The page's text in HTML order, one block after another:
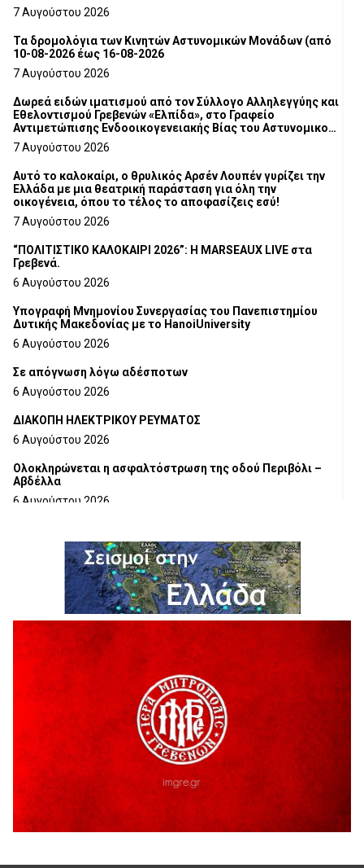
7 Αυγούστου 2026
Τα δρομολόγια των Κινητών Αστυνομικών Μονάδων (από
10-08-2026 έως 16-08-2026
7 Αυγούστου 2026
Δωρεά ειδών ιματισμού από τον Σύλλογο Αλληλεγγύης και
Εθελοντισμού Γρεβενών «Ελπίδα», στο Γραφείο
Αντιμετώπισης Ενδοοικογενειακής Βίας του Αστυνομικού
Τμήματος Γρεβενών
7 Αυγούστου 2026
Αυτό το καλοκαίρι, ο θρυλικός Αρσέν Λουπέν γυρίζει την
Ελλάδα με μια θεατρική παράσταση για όλη την
οικογένεια, όπου το τέλος το αποφασίζεις εσύ!
7 Αυγούστου 2026
“ΠΟΛΙΤΙΣΤΙΚΟ ΚΑΛΟΚΑΙΡΙ 2026”: Η MARSEAUX LIVE στα
Γρεβενά.
6 Αυγούστου 2026
Υπογραφή Μνημονίου Συνεργασίας του Πανεπιστημίου
Δυτικής Μακεδονίας με το HanoiUniversity
6 Αυγούστου 2026
Σε απόγνωση λόγω αδέσποτων
6 Αυγούστου 2026
ΔΙΑΚΟΠΗ ΗΛΕΚΤΡΙΚΟΥ ΡΕΥΜΑΤΟΣ
6 Αυγούστου 2026
Ολοκληρώνεται η ασφαλτόστρωση της οδού Περιβόλι –
Αβδέλλα
6 Αυγούστου 2026
5 Αυγούστου 2026
Ο ΑΝΔΡΕΑΣ ΑΣΛΑΝΙΔΗΣ ΣΥΝΕΧΙΖΕΙ ΣΤΟΝ ΠΡΩΤΕΑ
ΓΡΕΒΕΝΩΝ
5 Αυγούστου 2026
Ευχαριστήριο Εκπολιτιστικού Συλλόγου Ταξιάρχη προς κ.
Παρασχάκη Αθανάσιο
Διακοπή υδροδότησης του Α΄ κλάδου ύδρευσης
5 Αυγούστου 2026
Η Marseaux στα Γρεβενά για μια μοναδική συναυλία
Θερινό Σινεμά στο πλαίσιο του «Πολιτιστικού
Καλοκαιριού 2026» με την βραβευμένη ταινία «Μικρές
Ανάσες».